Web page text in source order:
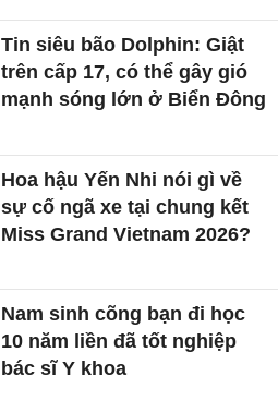
Tin siêu bão Dolphin: Giật
trên cấp 17, có thể gây gió
mạnh sóng lớn ở Biển Đông
Hoa hậu Yến Nhi nói gì về
sự cố ngã xe tại chung kết
Miss Grand Vietnam 2026?
Nam sinh cõng bạn đi học
10 năm liền đã tốt nghiệp
bác sĩ Y khoa